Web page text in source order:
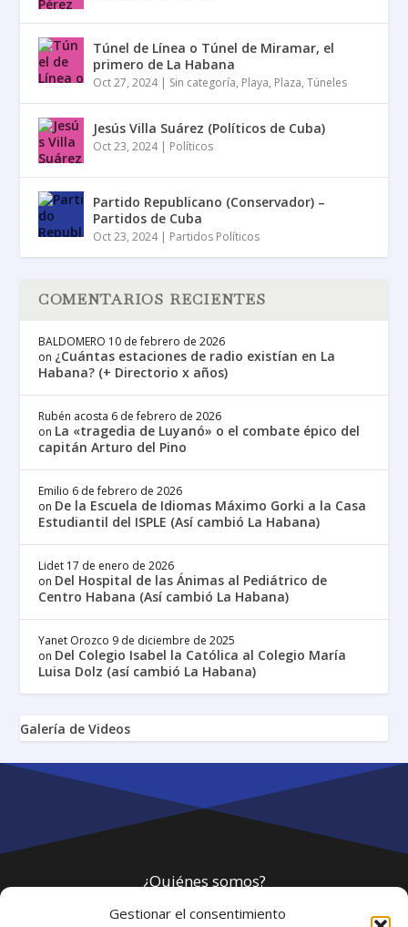
Gestionar el consentimiento
Túnel de Línea o Túnel de Miramar, el
primero de La Habana
Oct 27, 2024| Sin categoría, Playa, Plaza,Túneles
Jesús Villa Suárez (Políticos de Cuba)
Oct 23, 2024| Políticos
Partido Republicano (Conservador) –
Partidos de Cuba
Oct 23, 2024| Partidos Políticos
COMENTARIOS RECIENTES
BALDOMERO 10 de febrero de 2026
on ¿Cuántas estaciones de radio existían en La
Habana? (+ Directorio x años)
Rubén acosta 6 de febrero de 2026
on La «tragedia de Luyanó» o el combate épico del
capitán Arturo del Pino
Emilio 6 de febrero de 2026
on De la Escuela de Idiomas Máximo Gorki a la Casa
Estudiantil del ISPLE (Así cambió La Habana)
Lidet 17 de enero de 2026
on Del Hospital de las Ánimas al Pediátrico de
Centro Habana (Así cambió La Habana)
Yanet Orozco 9 de diciembre de 2025
on Del Colegio Isabel la Católica al Colegio María
Luisa Dolz (así cambió La Habana)
Galería de Videos
¿Quiénes somos?